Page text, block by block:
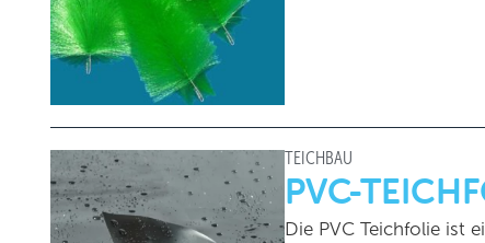
TEICHBAU
PVC-
Die PVC Teichfolie ist